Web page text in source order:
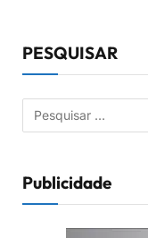
PESQUISAR
Publicidade